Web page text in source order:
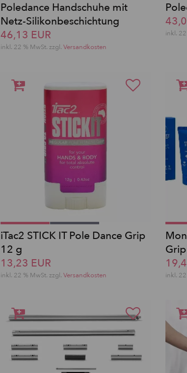
Poledance Handschuhe mit
Netz-Silikonbeschichtung
46,13 EUR
inkl. 22 % MwSt. zzgl. Versandkosten
inkl.
iTac2 STICK IT Pole Dance Grip
12 g
13,23 EUR
inkl. 22 % MwSt. zzgl. Versandkosten inkl.